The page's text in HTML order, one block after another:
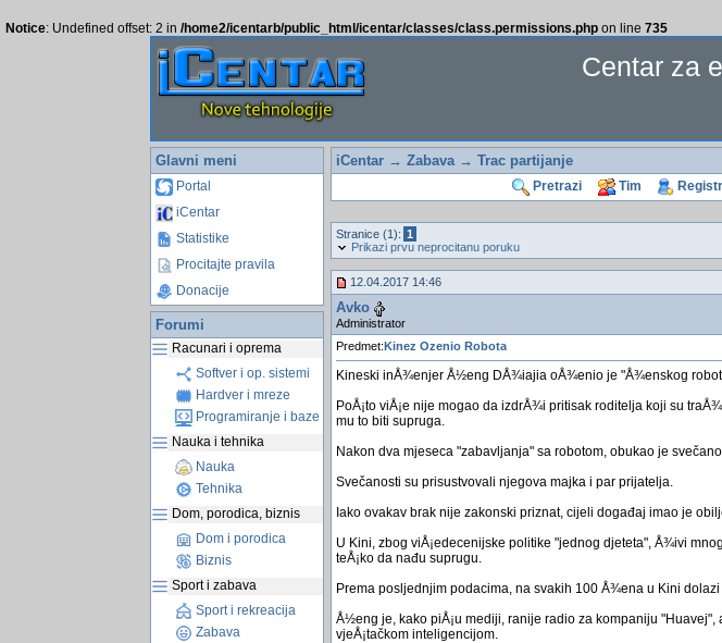
Notice: Undefined offset: 2 in /home2/icentarb/public_html/icentar/classes/class.permissions.php on line 735
Centar za
Glavni meni
Portal
iCentar
Statistike
Procitajte pravila
Donacije
Forumi
Racunari i oprema
Softver i op. sistemi
Hardver i mreze
Programiranje i baze
Nauka i tehnika
Nauka
Tehnika
Dom, porodica, biznis
Dom i porodica
Biznis
Sport i zabava
Sport i rekreacija
Zabava
iCentar→ Zabava→ Trac partijanje
Pretrazi Tim
Stranice (1): 1
Prikazi prvu neprocitanu poruku
12.04.2017 14:46
Avko
Administrator
Predmet:Kinez Ozenio Robota
Kineski inÅ¾enjer Å½eng DÅ¾iajia oÅ¾enio je "Å¾enskog
PoÅ¡to viÅ¡e nije mogao da izdrÅ¾i pritisak roditelja koji su
mu to biti supruga.
Nakon dva mjeseca "zabavljanja" sa robotom, obukao je
Svečanosti su prisustvovali njegova majka i par prijatelja.
Iako ovakav brak nije zakonski priznat, cijeli događaj imao je
U Kini, zbog viÅ¡edecenijske politike "jednog djeteta", Å¾ivi
teÅ¡ko da nađu suprugu.
Prema posljednjim podacima, na svakih 100 Å¾ena u Kini dolazi
Å½eng je, kako piÅ¡u mediji, ranije radio za kompaniju
vjeÅ¡tačkom inteligencijom.